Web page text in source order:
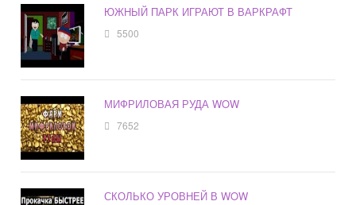
ЮЖНЫЙ ПАРК ИГРАЮТ В ВАРКРАФТ
5500
МИФРИЛОВАЯ РУДА WOW
7652
СКОЛЬКО УРОВНЕЙ В WOW